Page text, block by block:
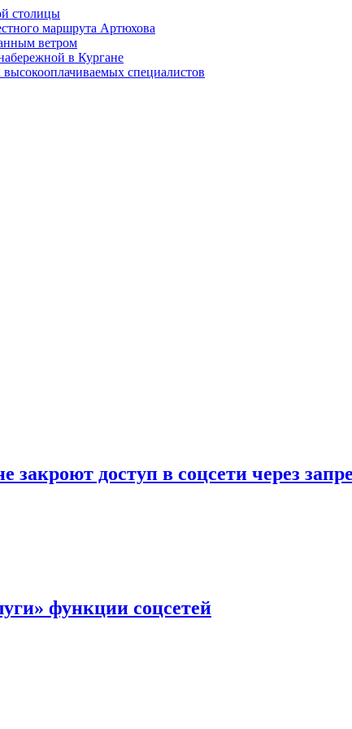
столицы
маршрута Артюхова
ветром
в Кургане
специалистов
доступ в соцсети через
функции соцсетей